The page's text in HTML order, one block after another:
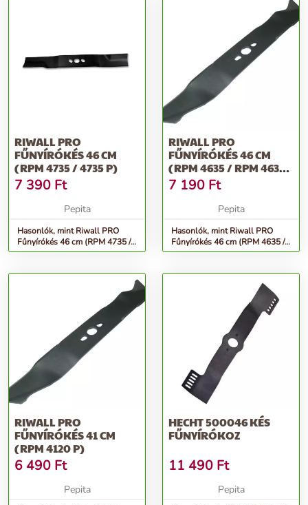
RIWALL PRO
FŰNYÍRÓKÉS 46 CM
(RPM 4735 / 4735 P)
7 390 Ft
Pepita
Hasonlók, mint Riwall PRO
Fűnyírókés 46 cm (RPM 4735 /
4735 P)
RIWALL PRO
FŰNYÍRÓKÉS 46 CM
(RPM 4635 / RPM 4630
B / RPM 4635 E /...
7 190 Ft
Pepita
Hasonlók, mint Riwall PRO
Fűnyírókés 46 cm (RPM 4635 /
RPM 4630 B / RPM 4635 E /...
RIWALL PRO
FŰNYÍRÓKÉS 41 CM
(RPM 4120 P)
6 490 Ft
Pepita
HECHT 500046 KÉS
FŰNYÍRÓKOZ
11 490 Ft
Pepita